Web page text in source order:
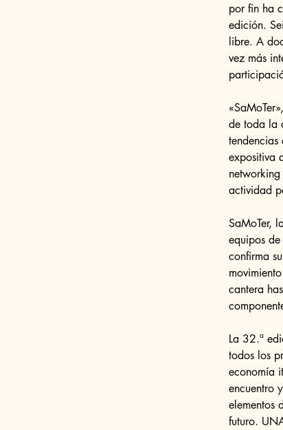
por fin ha
edición.
libre. A
vez más
de toda la
expositiva
actividad
SaMoTer,
equipos
confirma
cantera
La 32.ª
todos los
economía
encuentro
elementos
futuro.